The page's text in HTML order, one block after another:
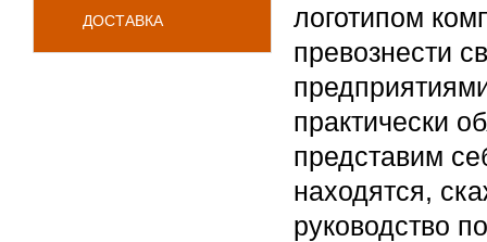
ДОСТАВКА
логотипом
превознести
практически
представим
находятся,
руководство